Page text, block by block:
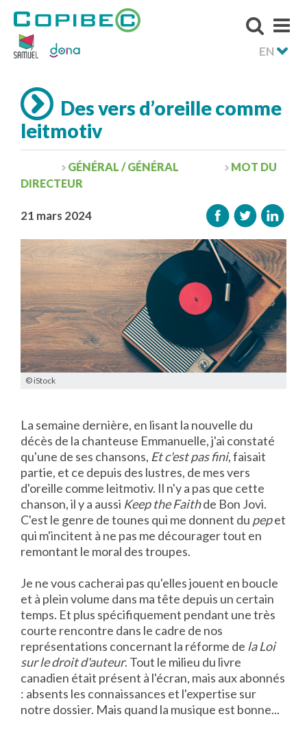
EN
Des vers d’oreille comme
leitmotiv
GÉNÉRAL / GÉNÉRAL
MOT DU
DIRECTEUR
21 mars 2024
© iStock
La semaine dernière, en lisant la nouvelle du
décès de la chanteuse Emmanuelle, j'ai constaté
qu'une de ses chansons, Et c'est pas fini, faisait
partie, et ce depuis des lustres, de mes vers
d'oreille comme leitmotiv. Il n'y a pas que cette
chanson, il y a aussi Keep the Faithde Bon Jovi.
C'est le genre de tounes qui me donnent du pepet
qui m'incitent à ne pas me décourager tout en
remontant le moral des troupes.
Je ne vous cacherai pas qu'elles jouent en boucle
et à plein volume dans ma tête depuis un certain
temps. Et plus spécifiquement pendant une très
courte rencontre dans le cadre de nos
représentations concernant la réforme de la Loi
sur le droit d'auteur. Tout le milieu du livre
canadien était présent à l'écran, mais aux abonnés
: absents les connaissances et l'expertise sur
notre dossier. Mais quand la musique est bonne...